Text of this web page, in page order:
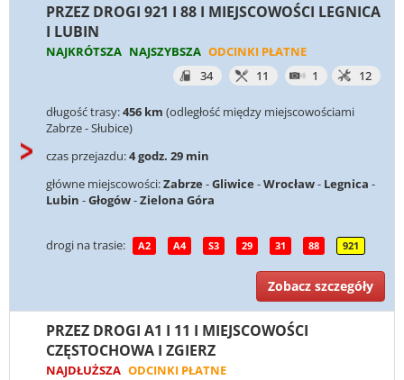
PRZEZ DROGI 921 I 88 I MIEJSCOWOŚCI LEGNICA
I LUBIN
NAJKRÓTSZA NAJSZYBSZA ODCINKI PŁATNE
34
11 1 12
długość trasy:456 km (odległość między miejscowościami
Zabrze - Słubice)
czas przejazdu:4 godz. 29 min
główne miejscowości:Zabrze -Gliwice -Wrocław- Legnica -
Lubin -Głogów-Zielona Góra
drogi na trasie: A2 A4 S3 29 31 88 921
Zobacz szczegóły
PRZEZ DROGI A1 I 11 I MIEJSCOWOŚCI
CZĘSTOCHOWA I ZGIERZ
NAJDŁUŻSZA ODCINKI PŁATNE